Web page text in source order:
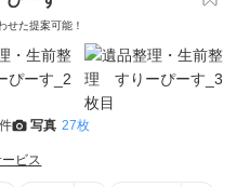
せた提案可能！
写真 27枚
ビス